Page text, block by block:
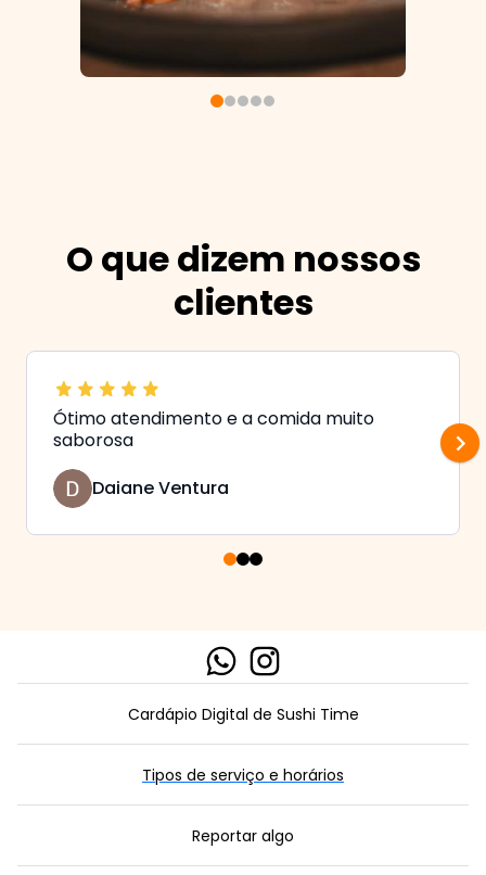
O que dizem nossos
clientes
Ótimo atendimento e a comida muito
saborosa
Daiane Ventura
VÁ PARA O LINK
VÁ PARA O LINK
Cardápio Digital de Sushi Time
Tipos de serviço e horários
Reportar algo